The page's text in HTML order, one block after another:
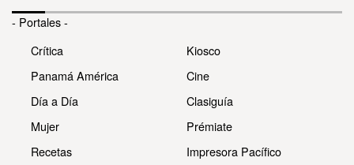
- Portales -
Crítica
Panamá América
Día a Día
Mujer
Recetas
Kiosco
Cine
Clasiguía
Prémiate
Impresora Pacífico